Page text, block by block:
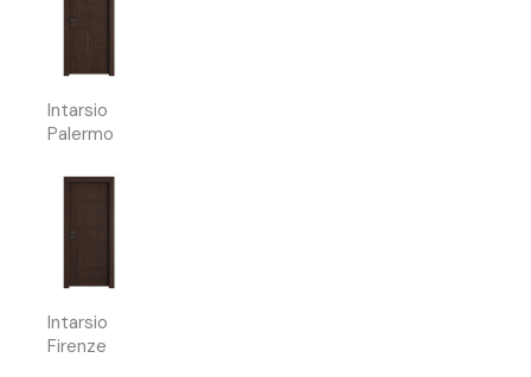
Intarsio
Palermo
Intarsio
Firenze